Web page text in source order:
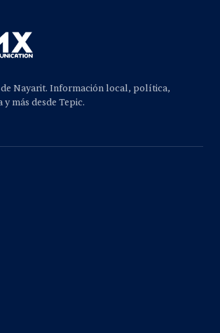
Nayarit. Información local, política,
más desde Tepic.